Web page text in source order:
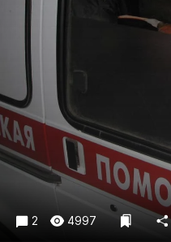
Погода
Праздники
Спорт
Экономика и
ПРОЕКТЫ
Блоги
Издания
Медиаперсона
2 4997